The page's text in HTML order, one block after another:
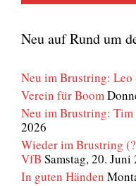
Neu auf Rund um
Neu im Brustring: Leo
Verein für Boom
Neu im Brustring:
2026
Wieder im Brustring
VfB Samstag, 20. Juni
In guten Händen